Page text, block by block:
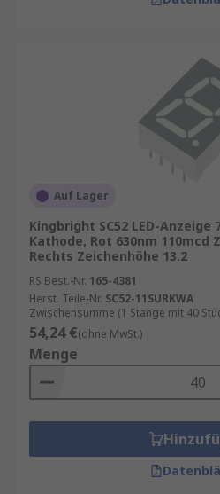
Auf Lager
Kingbright SC52 LED-Anzeige
Kathode, Rot 630nm 110mcd
Rechts Zeichenhöhe 13.2
RS Best.-Nr. 165-4381
Herst. Teile-Nr. SC52-11SURKWA
Zwischensumme (1 Stange mit 40
54,24 €(ohne MwSt.)
Menge